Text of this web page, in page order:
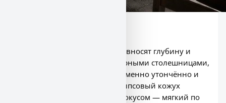
шкафы из ореха привносят глубину и
богатство, сочетаясь с мраморными столешницами,
которые ощущаются одновременно утончённо и
долговечно. Скульптурный гипсовый кожух
вытяжки становится тихим фокусом — мягкий по